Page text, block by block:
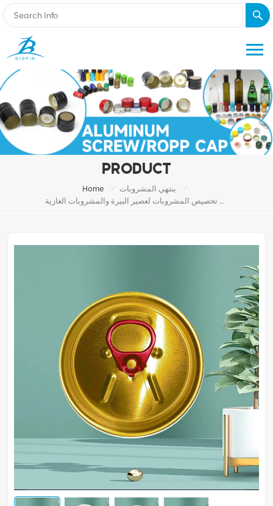
PRODUCT
Home / ينتهي المشروبات
/
ينتهي تخصيص المشروبات لعصير البيرة والمشروبات الغازية